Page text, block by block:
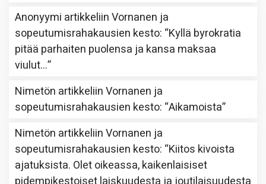
Anonyymi artikkeliinVornanen ja
sopeutumisrahakausien kesto: “Kyllä byrokratia
pitää parhaiten puolensa ja kansa maksaa
viulut…”
Nimetön artikkeliinVornanen ja
sopeutumisrahakausien kesto: “Aikamoista”
Nimetön artikkeliinVornanen ja
sopeutumisrahakausien kesto: “Kiitos kivoista
ajatuksista. Olet oikeassa, kaikenlaisiset